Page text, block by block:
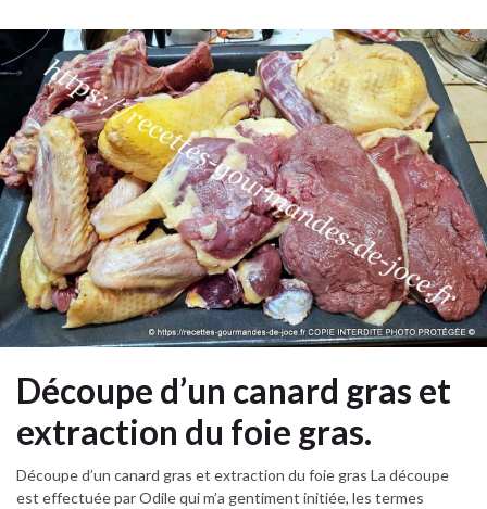
Découpe d’un canard gras et
extraction du foie gras.
Découpe d’un canard gras et extraction du foie gras La découpe
est effectuée par Odile qui m’a gentiment initiée, les termes